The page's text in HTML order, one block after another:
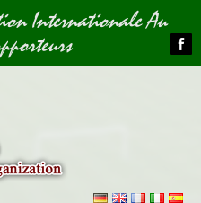
Internationale Au